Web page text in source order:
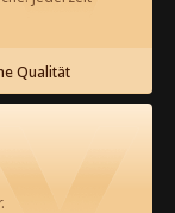
Qualität